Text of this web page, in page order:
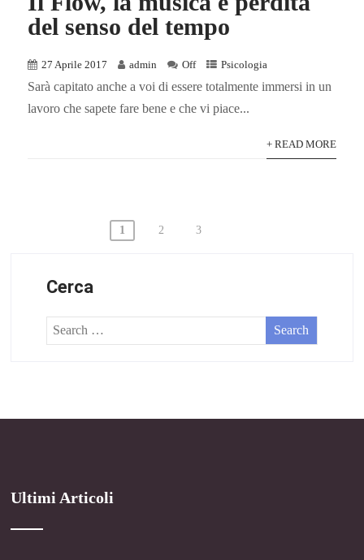
del senso del tempo
27 Aprile 2017 admin Off Psicologia
Sarà capitato anche a voi di essere totalmente immersi in un
lavoro che sapete fare bene e che vi piace...
+ READ MORE
Paginazione
articoli
1 2 3
Cerca
Ultimi Articoli